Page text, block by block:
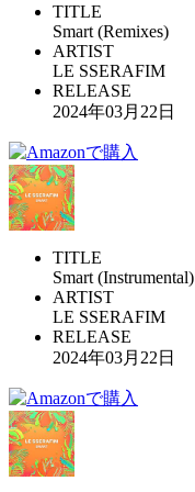
TITLE
Smart (Remixes)
ARTIST
LE SSERAFIM
RELEASE
2024年03月22日
TITLE
Smart (Instrumental)
ARTIST
LE SSERAFIM
RELEASE
2024年03月22日